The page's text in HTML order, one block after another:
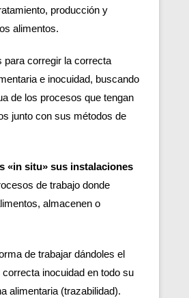
producción y
alimentos.
para corregir la correcta
e inocuidad, buscando
de los procesos que tengan
junto con sus métodos de
«in situ» sus instalaciones
de trabajo donde
almacenen o
de trabajar dándoles el
inocuidad en todo su
alimentaria (trazabilidad).